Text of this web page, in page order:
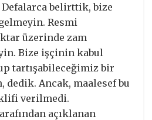
belirttik, bize
Resmi
üzerinde zam
Bize işçinin kabul
tartışabileceğimiz bir
Ancak, maalesef bu
verilmedi.
açıklanan